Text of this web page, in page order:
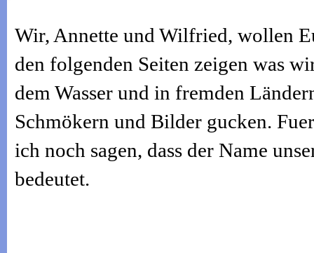
Wir, Annette und Wilfried, wollen
den folgenden Seiten zeigen was
dem Wasser und in fremden
Schmökern und Bilder gucken.
ich noch sagen, dass der Name
bedeutet.